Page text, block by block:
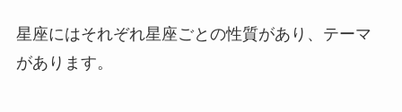
星座にはそれぞれ星座ごとの性質があり、テーマ
があります。